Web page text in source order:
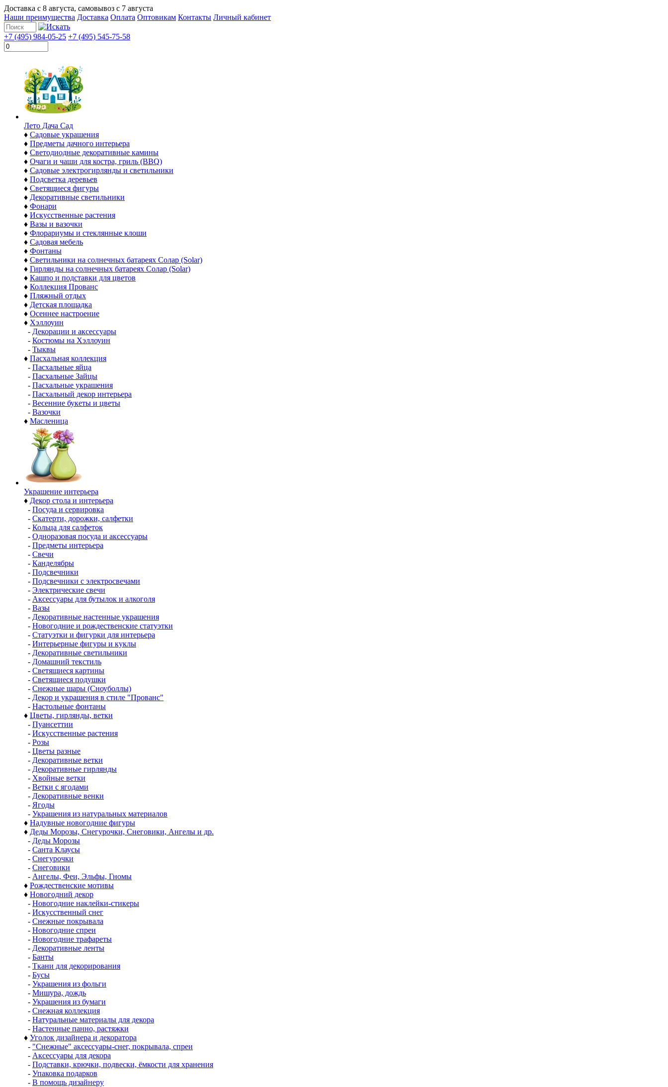
Доставка с 8 августа, самовывоз с 7 августа
Наши преимущества Доставка Оплата Оптовикам Контакты Личный кабинет
+7 (495) 984-05-25 +7 (495) 545-75-58
Лето Дача Сад
♦ Садовые украшения
♦ Предметы дачного интерьера
♦ Светодиодные декоративные камины
♦ Очаги и чаши для костра, гриль (BBQ)
♦ Садовые электрогирлянды и светильники
♦ Подсветка деревьев
♦ Светящиеся фигуры
♦ Декоративные светильники
♦ Фонари
♦ Искусственные растения
♦ Вазы и вазочки
♦ Флорариумы и стеклянные клоши
♦ Садовая мебель
♦ Фонтаны
♦ Светильники на солнечных батареях Солар (Solar)
♦ Гирлянды на солнечных батареях Солар (Solar)
♦ Кашпо и подставки для цветов
♦ Коллекция Прованс
♦ Пляжный отдых
♦ Детская площадка
♦ Осеннее настроение
♦ Хэллоуин
- Декорации и аксессуары
- Костюмы на Хэллоуин
- Тыквы
♦ Пасхальная коллекция
- Пасхальные яйца
- Пасхальные Зайцы
- Пасхальные украшения
- Пасхальный декор интерьера
- Весенние букеты и цветы
- Вазочки
♦ Масленица
Украшение интерьера
♦ Декор стола и интерьера
- Посуда и сервировка
- Скатерти, дорожки, салфетки
- Кольца для салфеток
- Одноразовая посуда и аксессуары
- Предметы интерьера
- Свечи
- Канделябры
- Подсвечники
- Подсвечники с электросвечами
- Электрические свечи
- Аксессуары для бутылок и алкоголя
- Вазы
- Декоративные настенные украшения
- Новогодние и рождественские статуэтки
- Статуэтки и фигурки для интерьера
- Интерьерные фигуры и куклы
- Декоративные светильники
- Домашний текстиль
- Светящиеся картины
- Светящиеся подушки
- Снежные шары (Сноуболлы)
- Декор и украшения в стиле "Прованс"
- Настольные фонтаны
♦ Цветы, гирлянды, ветки
- Пуансеттии
- Искусственные растения
- Розы
- Цветы разные
- Декоративные ветки
- Декоративные гирлянды
- Хвойные ветки
- Ветки с ягодами
- Декоративные венки
- Ягоды
- Украшения из натуральных материалов
♦ Надувные новогодние фигуры
♦ Деды Морозы, Снегурочки, Снеговики, Ангелы и др.
- Деды Морозы
- Санта Клаусы
- Снегурочки
- Снеговики
- Ангелы, Феи, Эльфы, Гномы
♦ Рождественские мотивы
♦ Новогодний декор
- Новогодние наклейки-стикеры
- Искусственный снег
- Снежные покрывала
- Новогодние спреи
- Новогодние трафареты
- Декоративные ленты
- Банты
- Ткани для декорирования
- Бусы
- Украшения из фольги
- Мишура, дождь
- Украшения из бумаги
- Снежная коллекция
- Натуральные материалы для декора
- Настенные панно, растяжки
♦ Уголок дизайнера и декоратора
- "Снежные" аксессуары-снег, покрывала, спреи
- Аксессуары для декора
- Подставки, крючки, подвески, ёмкости для хранения
- Упаковка подарков
- В помощь дизайнеру